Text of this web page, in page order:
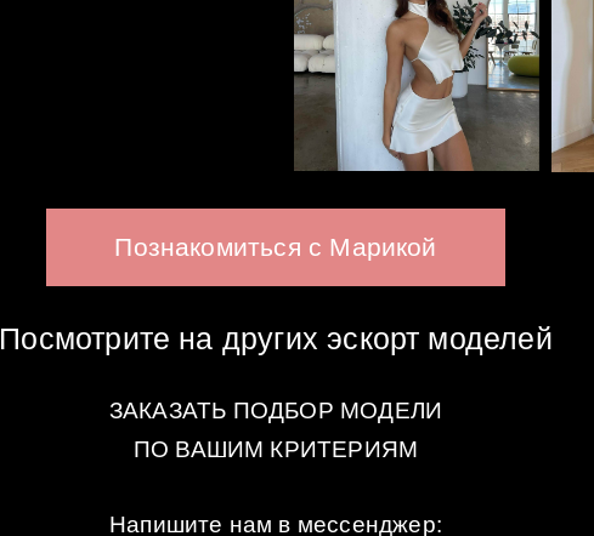
Познакомиться с Марикой
Посмотрите на других эскорт моделей
ЗАКАЗАТЬ ПОДБОР МОДЕЛИ
ПО ВАШИМ КРИТЕРИЯМ
Напишите нам в мессенджер: